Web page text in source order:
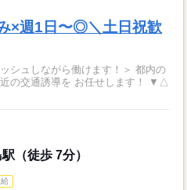
×週1日〜◎＼土日祝歓
しながら働けます！＞ 都内の
交通誘導を お任せします！ ▼△
（徒歩 7分）